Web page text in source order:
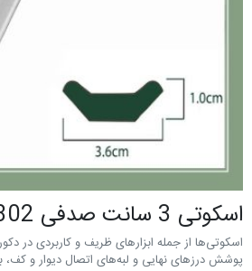
اسکوتی 3 سانت صدفی 1802
اسکوتی‌ها از جمله ابزارهای ظریف و کاربردی در
پوشش درزهای نهایی و لبه‌های اتصال دیوار و